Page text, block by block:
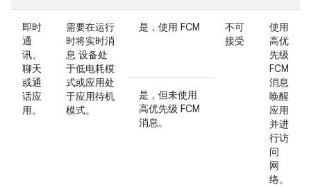
即时
通
讯、
聊天
或通
话应
用。
需要在运行
时将实时消
息 设备处
于低电耗模
式或应用处
于应用待机
模式。
是，使用 FCM
不可
接受
使用
高优
先级
FCM
消息
唤醒
应用
并进
行访
问
网
络。
是，但未使用
高优先级 FCM
消息。